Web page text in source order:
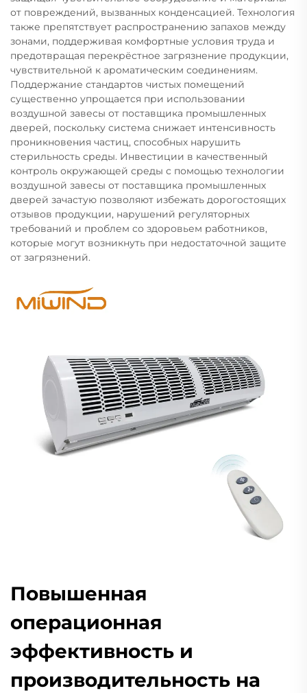
от повреждений, вызванных конденсацией. Технология
также препятствует распространению запахов между
зонами, поддерживая комфортные условия труда и
предотвращая перекрёстное загрязнение продукции,
чувствительной к ароматическим соединениям.
Поддержание стандартов чистых помещений
существенно упрощается при использовании
воздушной завесы от поставщика промышленных
дверей, поскольку система снижает интенсивность
проникновения частиц, способных нарушить
стерильность среды. Инвестиции в качественный
контроль окружающей среды с помощью технологии
воздушной завесы от поставщика промышленных
дверей зачастую позволяют избежать дорогостоящих
отзывов продукции, нарушений регуляторных
требований и проблем со здоровьем работников,
которые могут возникнуть при недостаточной защите
от загрязнений.
Повышенная
операционная
эффективность и
производительность на